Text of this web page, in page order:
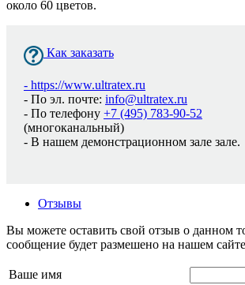
около 60 цветов.
Как заказать
- https://www.ultratex.ru
- По эл. почте: info@ultratex.ru
- По телефону +7 (495) 783-90-52
(многоканальный)
- В нашем демонстрационном зале зале.
Отзывы
Вы можете оставить свой отзыв о данном
сообщение будет размешено на нашем
Ваше имя